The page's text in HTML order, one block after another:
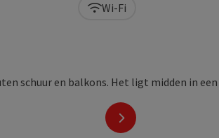
nächstes Element
Wi-Fi